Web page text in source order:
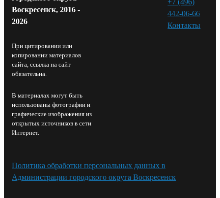
Воскресенск, 2016 -
2026
При цитировании или
копировании материалов
сайта, ссылка на сайт
обязательна.
В материалах могут быть
использованы фотографии и
графические изображения из
открытых источников в сети
Интернет.
442-06-66
Контакты⁠
Политика обработки персональных данных в
Администрации городского округа Воскресенск